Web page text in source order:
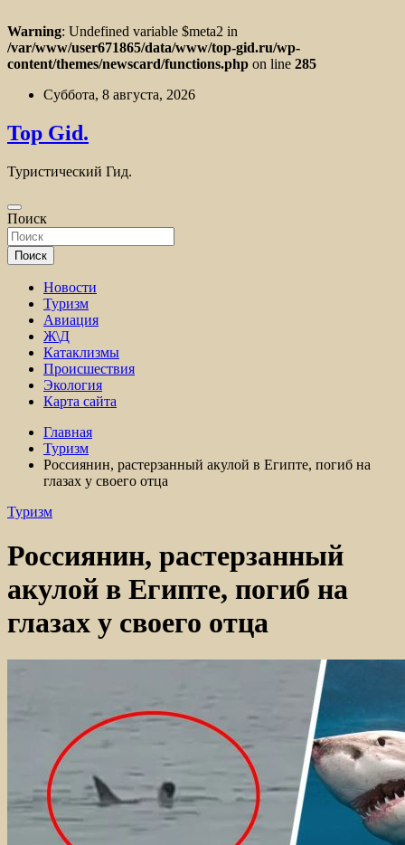
Warning: Undefined variable $meta2 in
/var/www/user671865/data/www/top-gid.ru/wp-
content/themes/newscard/functions.php on line 285
Перейти
содержимому
Суббота, 8 августа, 2026
Top Gid.
Туристический Гид.
Поиск
Поиск
Новости
Туризм
Авиация
Ж\Д
Катаклизмы
Происшествия
Экология
Карта сайта
Главная
Туризм
Россиянин, растерзанный акулой в Египте, погиб на
глазах у своего отца
Туризм
Россиянин, растерзанный
акулой в Египте, погиб на
глазах у своего отца